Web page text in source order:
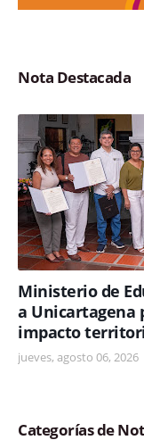
Nota Destacada
Ministerio de
a Unicartagena
impacto
jueves, agosto 06, 2026
Categorías de